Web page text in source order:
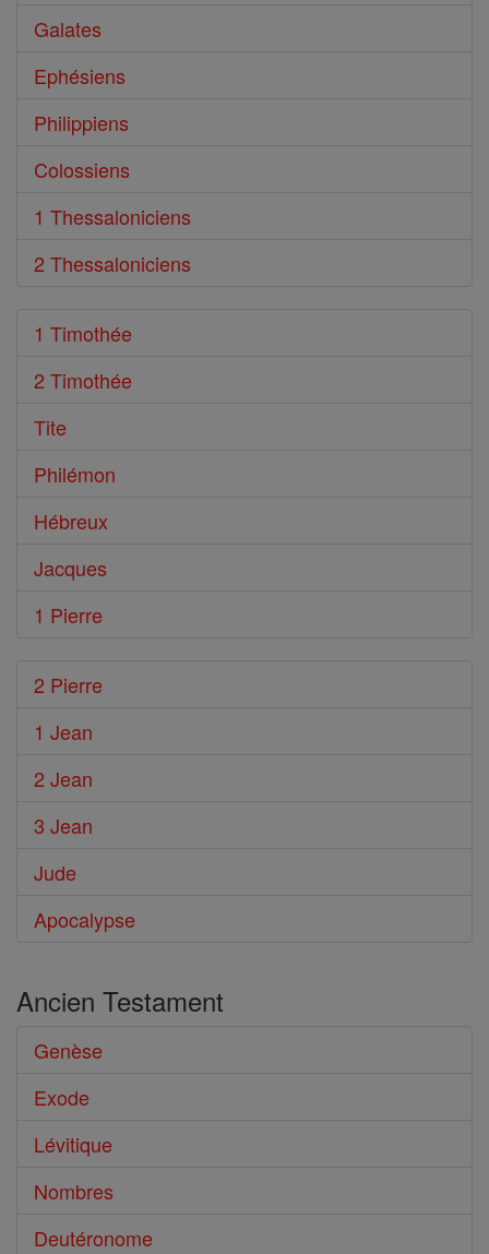
Galates
Ephésiens
Philippiens
Colossiens
1 Thessaloniciens
2 Thessaloniciens
1 Timothée
2 Timothée
Tite
Philémon
Hébreux
Jacques
1 Pierre
2 Pierre
1 Jean
2 Jean
3 Jean
Jude
Apocalypse
Ancien Testament
Genèse
Exode
Lévitique
Nombres
Deutéronome